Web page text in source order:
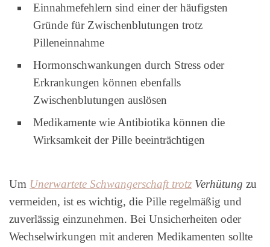
Einnahmefehlern sind einer der häufigsten
Gründe für Zwischenblutungen trotz
Pilleneinnahme
Hormonschwankungen durch Stress oder
Erkrankungen können ebenfalls
Zwischenblutungen auslösen
Medikamente wie Antibiotika können die
Wirksamkeit der Pille beeinträchtigen
Um Unerwartete Schwangerschaft trotz Verhütung zu
vermeiden, ist es wichtig, die Pille regelmäßig und
zuverlässig einzunehmen. Bei Unsicherheiten oder
Wechselwirkungen mit anderen Medikamenten sollte